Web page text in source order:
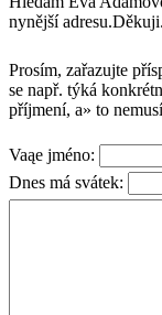
nynější adresu.Děkuji.
Prosím, zařazujte
se např. týká
příjmení, a» to
Vaąe jméno:
Dnes má svátek: